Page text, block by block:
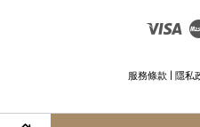
服務條款 隱私